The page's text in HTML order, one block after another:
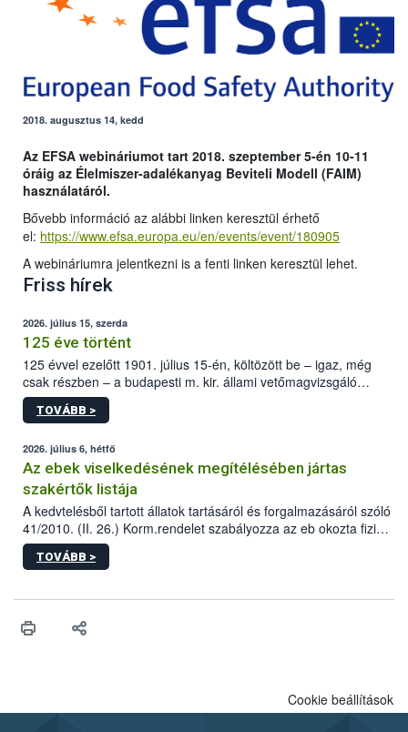
2018. augusztus 14, kedd
Az EFSA webináriumot tart 2018. szeptember 5-én 10-11
óráig az Élelmiszer-adalékanyag Beviteli Modell (FAIM)
használatáról.
Bővebb információ az alábbi linken keresztül érhető
el: https://www.efsa.europa.eu/en/events/event/180905
A webináriumra jelentkezni is a fenti linken keresztül lehet.
Friss hírek
2026. július 15, szerda
125 éve történt
125 évvel ezelőtt 1901. július 15-én, költözött be – igaz, még
csak részben – a budapesti m. kir. állami vetőmagvizsgáló
állomás a Kis Rókus utca 15. szám alatti, Czigler Győző által
tervezett új épületébe.
TOVÁBB >
2026. július 6, hétfő
Az ebek viselkedésének megítélésében jártas
szakértők listája
A kedvtelésből tartott állatok tartásáról és forgalmazásáról szóló
41/2010. (II. 26.) Korm.rendelet szabályozza az eb okozta fizikai
sérülés, illetve ennek veszélye keletkezésekor felmerülő
hatósági feladatokat, valamint a veszélyes eb tartását és annak
vonni az ebek viselkedésének megítélésében jártas szakértőt.
TOVÁBB >
Cookie beállítások